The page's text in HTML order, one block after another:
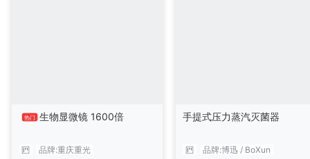
热门 生物显微镜 1600倍
品牌:重庆重光
手提式压力蒸汽灭菌器
品牌:博迅 / BoXun